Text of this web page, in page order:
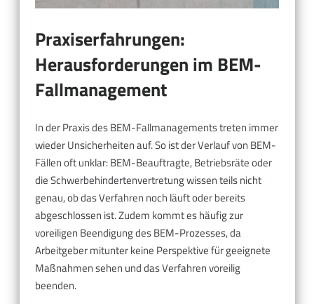
Praxiserfahrungen:
Herausforderungen im BEM-
Fallmanagement
In der Praxis des BEM-Fallmanagements treten immer
wieder Unsicherheiten auf. So ist der Verlauf von BEM-
Fällen oft unklar: BEM-Beauftragte, Betriebsräte oder
die Schwerbehindertenvertretung wissen teils nicht
genau, ob das Verfahren noch läuft oder bereits
abgeschlossen ist. Zudem kommt es häufig zur
voreiligen Beendigung des BEM-Prozesses, da
Arbeitgeber mitunter keine Perspektive für geeignete
Maßnahmen sehen und das Verfahren voreilig
beenden.